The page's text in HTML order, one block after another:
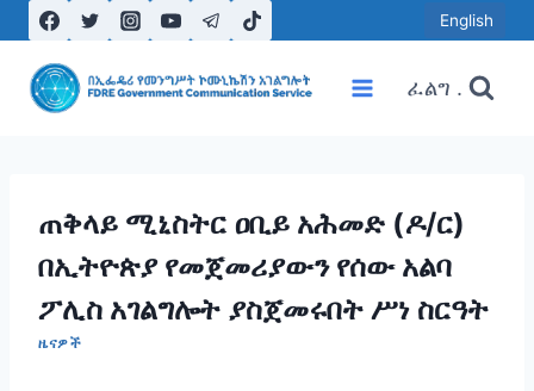
to
content
English
ፈልግ .
ጠቅላይ ሚኒስትር ዐቢይ አሕመድ (ዶ/ር)
በኢትዮጵያ የመጀመሪያውን የሰው አልባ
ፖሊስ አገልግሎት ያስጀመሩበት ሥነ ስርዓት
ዜናዎች